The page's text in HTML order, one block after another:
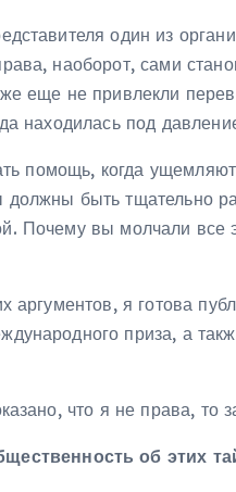
один из
наоборот, сами
еще не привлекли
находилась под
помощь, когда
быть тщательно
Почему вы молчали
я готова
приза, а
что я не права, то
об этих